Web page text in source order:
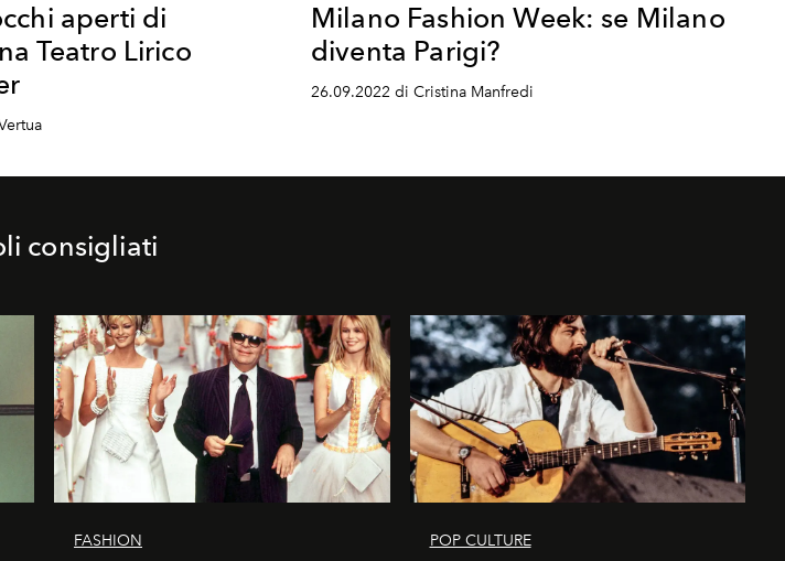
aperti di
Teatro Lirico
Milano Fashion Week: se Milano
diventa Parigi?
26.09.2022 di Cristina Manfredi
consigliati
FASHION POP CULTURE